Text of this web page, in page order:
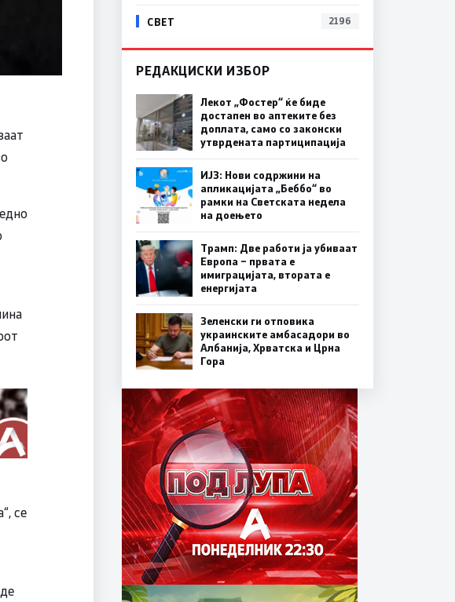
се
СВЕТ 2196
РЕДАКЦИСКИ ИЗБОР
Лекот „Фостер“ ќе биде
достапен во аптеките без
доплата, само со законски
утврдената партиципација
ИЈЗ: Нови содржини на
апликацијата „Беббо“ во
рамки на Светската недела
на доењето
Трамп: Две работи ја убиваат
Европа – првата е
имиграцијата, втората е
енергијата
Зеленски ги отповика
украинските амбасадори во
Албанија, Хрватска и Црна
Гора